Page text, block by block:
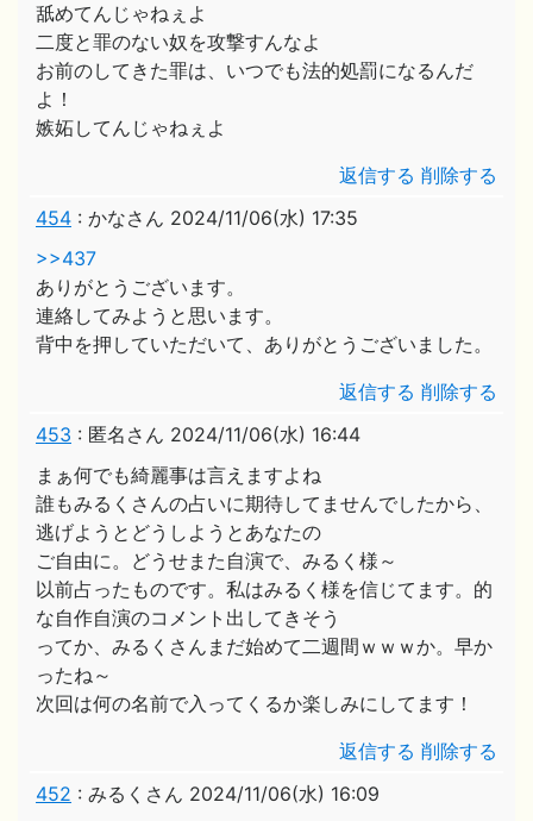
舐めてんじゃねぇよ
二度と罪のない奴を攻撃すんなよ
お前のしてきた罪は、いつでも法的処罰になるんだ
よ！
嫉妬してんじゃねぇよ
返信する 削除する
454 : かなさん 2024/11/06(水) 17:35
>>437
ありがとうございます。
連絡してみようと思います。
背中を押していただいて、ありがとうございました。
返信する 削除する
453 : 匿名さん 2024/11/06(水) 16:44
まぁ何でも綺麗事は言えますよね
誰もみるくさんの占いに期待してませんでしたから、
逃げようとどうしようとあなたの
ご自由に。どうせまた自演で、みるく様～
以前占ったものです。私はみるく様を信じてます。的
な自作自演のコメント出してきそう
ってか、みるくさんまだ始めて二週間ｗｗｗか。早か
ったね～
次回は何の名前で入ってくるか楽しみにしてます！
返信する 削除する
452 : みるくさん 2024/11/06(水) 16:09